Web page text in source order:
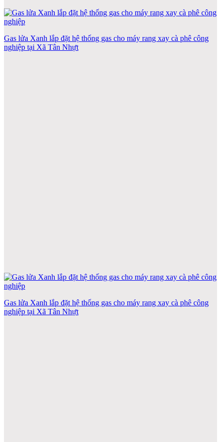
Gas lửa Xanh lắp đặt hệ thống gas cho máy rang xay cà phê công
nghiệp tại Xã Tân Nhựt
Gas lửa Xanh lắp đặt hệ thống gas cho máy rang xay cà phê công
nghiệp tại Xã Tân Nhựt